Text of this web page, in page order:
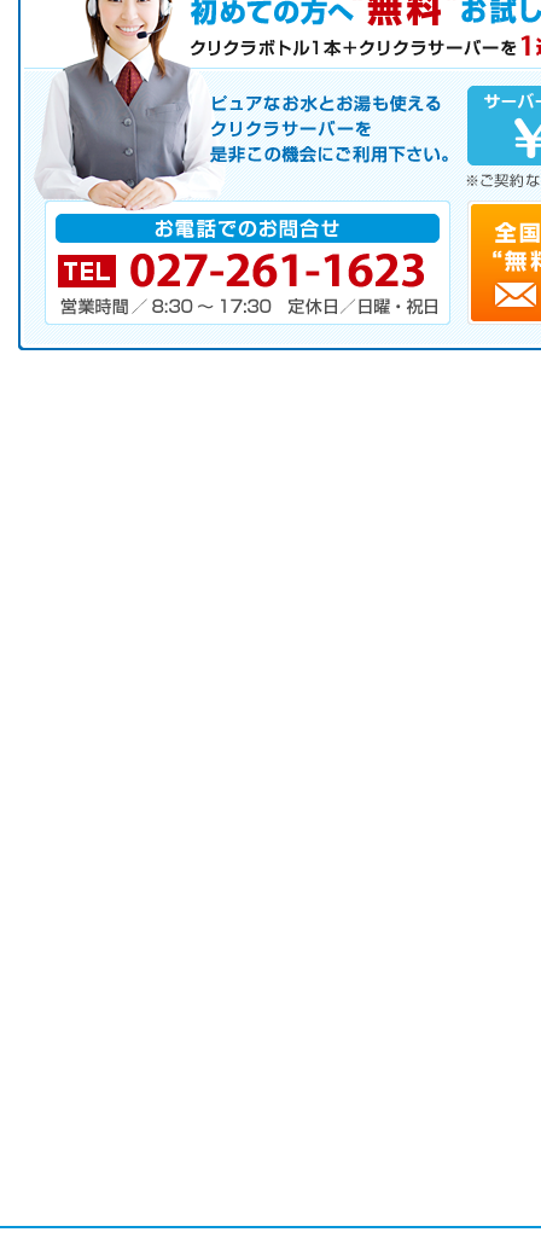
初めての方へ キャンペーン実施中！
お気軽にお申し込み下さい。
ピュアなお水とお湯も使えるクリクラサーバーを是非この機会にご
サーバレンタル
ご自宅まで配送
※ご契約なさらなくても結構です。
お電話でのお問合せ